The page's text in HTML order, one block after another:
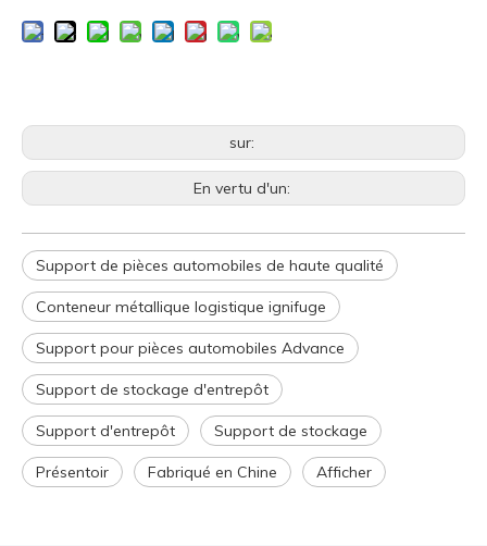
sur:
En vertu d'un:
Support de pièces automobiles de haute qualité
Conteneur métallique logistique ignifuge
Support pour pièces automobiles Advance
Support de stockage d'entrepôt
Support d'entrepôt Support de stockage
Présentoir Fabriqué en Chine Afficher